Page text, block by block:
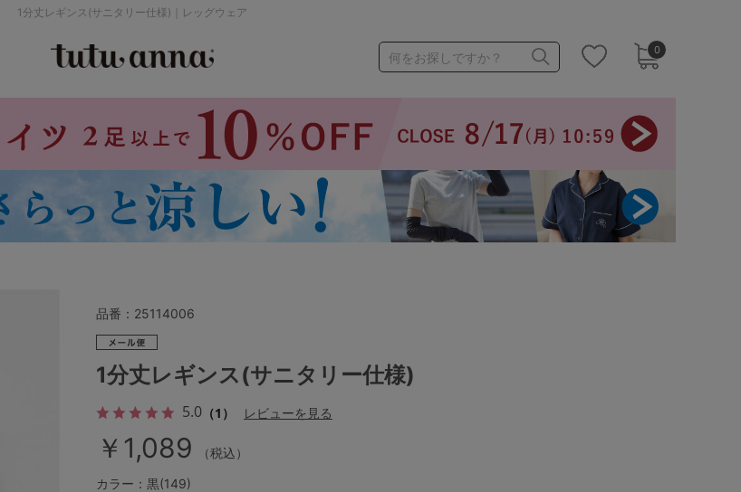
1分丈レギンス(サニタリー仕様)｜レッグウェア
0
何をお探しですか？
ストッキング
価格帯から探す
～999円 1,000～1,999円
2,000～2,999円 3,000～3,999円
品番： 25114006
1分丈レギンス(サニタリー仕様)
5.0 （1） レビューを見る
￥1,089
（税込）
カラー：黒(149)